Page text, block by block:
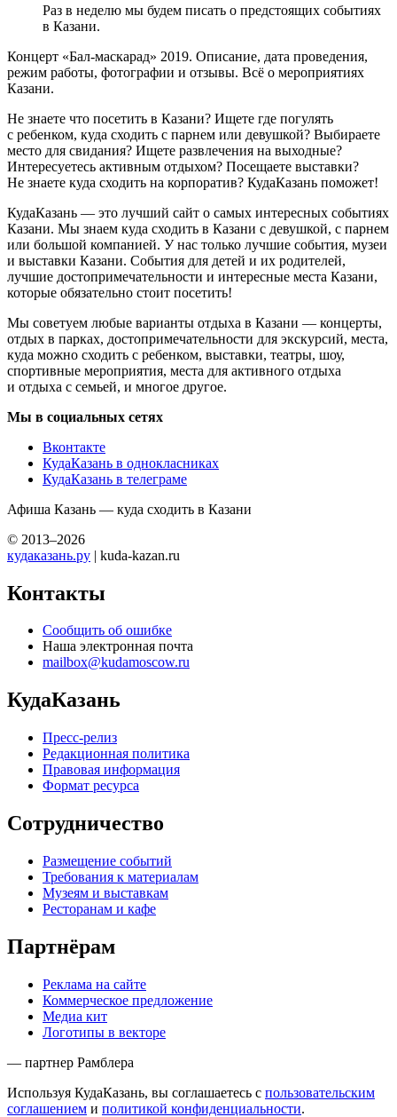
Раз в неделю мы будем писать о предстоящих событиях
в Казани.
Концерт «Бал-маскарад» 2019. Описание, дата проведения,
режим работы, фотографии и отзывы. Всё о мероприятиях
Казани.
Не знаете что посетить в Казани? Ищете где погулять
с ребенком, куда сходить с парнем или девушкой? Выбираете
место для свидания? Ищете развлечения на выходные?
Интересуетесь активным отдыхом? Посещаете выставки?
Не знаете куда сходить на корпоратив? КудаКазань поможет!
КудаКазань — это лучший сайт о самых интересных событиях
Казани. Мы знаем куда сходить в Казани с девушкой, с парнем
или большой компанией. У нас только лучшие события, музеи
и выставки Казани. События для детей и их родителей,
лучшие достопримечательности и интересные места Казани,
которые обязательно стоит посетить!
Мы советуем любые варианты отдыха в Казани — концерты,
отдых в парках, достопримечательности для экскурсий, места,
куда можно сходить с ребенком, выставки, театры, шоу,
спортивные мероприятия, места для активного отдыха
и отдыха с семьей, и многое другое.
Мы в социальных сетях
Вконтакте
КудаКазань в однокласниках
КудаКазань в телеграме
Афиша Казань — куда сходить в Казани
© 2013–2026
кудаказань.ру | kuda-kazan.ru
Контакты
Сообщить об ошибке
Наша электронная почта
mailbox@kudamoscow.ru
КудаКазань
Пресс-релиз
Редакционная политика
Правовая информация
Формат ресурса
Сотрудничество
Размещение событий
Требования к материалам
Музеям и выставкам
Ресторанам и кафе
Партнёрам
Реклама на сайте
Коммерческое предложение
Медиа кит
Логотипы в векторе
— партнер Рамблера
Используя КудаКазань, вы соглашаетесь с пользовательским
соглашением и политикой конфиденциальности.